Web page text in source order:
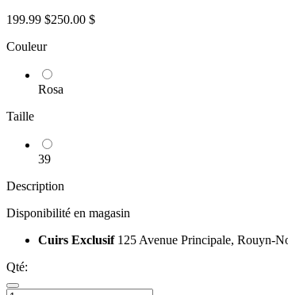
199.99 $250.00 $
Couleur
Rosa
Taille
39
Description
Disponibilité en magasin
Cuirs Exclusif 125 Avenue Principale, Rouyn-
Qté: